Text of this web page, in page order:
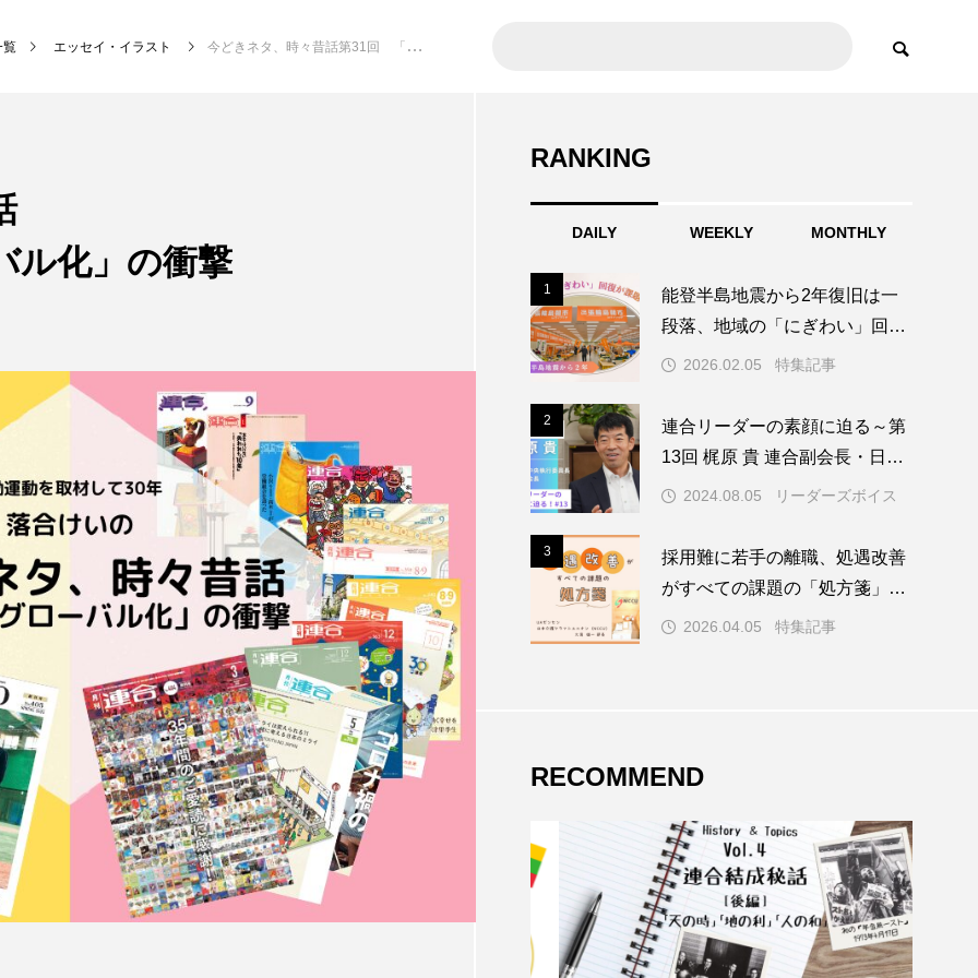
覧 エッセイ・イラスト 今どきネタ、時々昔話第31回 「脱グローバル化」の衝撃
化」の衝撃
RANKING
DAILY WEEKLY MONTHLY
1
能登半島地震から2年復旧は一
段落、地域の「にぎわい」回復
が課題に
2026.02.05 特集記事
2
連合リーダーの素顔に迫る～第
13回 梶原 貴 連合副会長・日教
組中央執行委員長～
2024.08.05 リーダーズボイス
3
採用難に若手の離職、処遇改善
がすべての課題の「処方箋」～
介護業界、公定価格が賃上げの
2026.04.05 特集記事
RECOMMEND